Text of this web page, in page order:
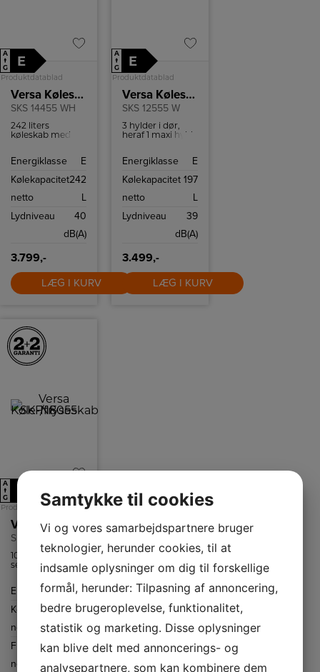
A
↑
G
E
Produktdatablad
Versa Køleskab
SKS 14455 WH
242 liters
køleskab med
robuste
hylder.
Energiklasse
E
Kølekapacitet
netto
242
L
Lydniveau
40
dB(A)
3.799,-
LÆG I KURV
A
↑
G
E
Produktdatablad
Versa Køleskab
SKS 12555 W
3 hylder i dør,
heraf 1 maxi hylde
Energiklasse
E
Kølekapacitet
netto
197
L
Lydniveau
39
dB(A)
3.499,-
LÆG I KURV
A
↑
G
Produktdatablad
Versa Køle-/fryseskab
SKF 18055 NF
100%
selvafrimende
med NoFrost
funktion i fryser
og perfekt
kuldefordeling
med ventileret
Energiklasse
E
Kølekapacitet
netto
180
L
Frysekapacitet
netto
70
L
Samtykke til cookies
Vi og vores samarbejdspartnere bruger
teknologier, herunder cookies, til at
indsamle oplysninger om dig til forskellige
formål, herunder: Tilpasning af annoncering,
bedre brugeroplevelse, funktionalitet,
statistik og marketing. Disse oplysninger
kan blive delt med annoncerings- og
analysepartnere, som kan kombinere dem